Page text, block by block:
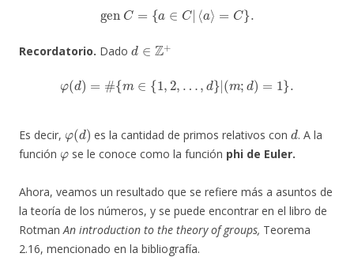
gen ={a ∈ C| ⟨a⟩ }.
Recordatorio. Dado
d Z+
φ = #{m∈{1 2 }| m;d )=1
Es decir,
( d)
es la cantidad de primos relativos con
d
. A la
función
φ
se le conoce como la función phi de Euler.
Ahora, veamos un resultado que se refiere más a asuntos de
la teoría de los números, y se puede encontrar en el libro de
RotmanAn introduction to the theory of groups, Teorema
2.16, mencionado en la bibliografía.